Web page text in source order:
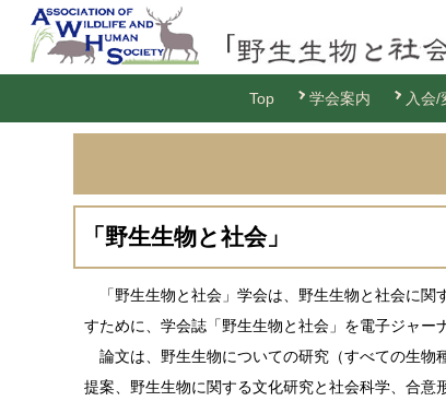
Top 学会案内 入会/
「野生生物と社会」
「野生生物と社会」学会は、野生生物と社会に関
すために、学会誌「野生生物と社会」を電子ジャー
論文は、野生生物についての研究（すべての生物
提案、野生生物に関する文化研究と社会科学、合